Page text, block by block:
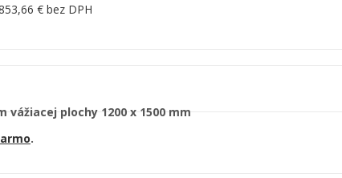
€ bez DPH
plochy 1200 x 1500 mm
.